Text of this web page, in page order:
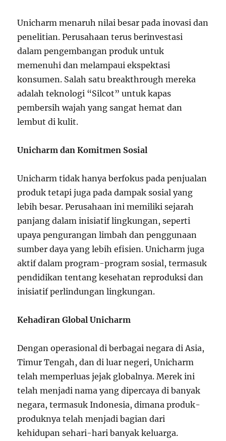
Unicharm menaruh nilai besar pada inovasi dan
penelitian. Perusahaan terus berinvestasi
dalam pengembangan produk untuk
memenuhi dan melampaui ekspektasi
konsumen. Salah satu breakthrough mereka
adalah teknologi “Silcot” untuk kapas
pembersih wajah yang sangat hemat dan
lembut di kulit.
Unicharm dan Komitmen Sosial
Unicharm tidak hanya berfokus pada penjualan
produk tetapi juga pada dampak sosial yang
lebih besar. Perusahaan ini memiliki sejarah
panjang dalam inisiatif lingkungan, seperti
upaya pengurangan limbah dan penggunaan
sumber daya yang lebih efisien. Unicharm juga
aktif dalam program-program sosial, termasuk
pendidikan tentang kesehatan reproduksi dan
inisiatif perlindungan lingkungan.
Kehadiran Global Unicharm
Dengan operasional di berbagai negara di Asia,
Timur Tengah, dan di luar negeri, Unicharm
telah memperluas jejak globalnya. Merek ini
telah menjadi nama yang dipercaya di banyak
negara, termasuk Indonesia, dimana produk-
produknya telah menjadi bagian dari
kehidupan sehari-hari banyak keluarga.